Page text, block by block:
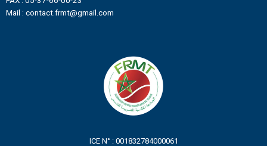
Mail : contact.frmt@gmail.com
ICE N° : 001832784000061